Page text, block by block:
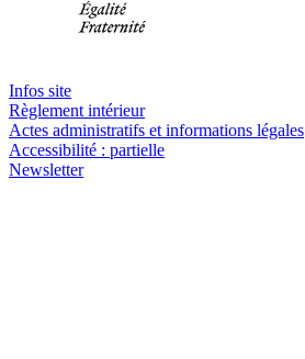
Infos site
Règlement intérieur
Actes administratifs et informations légales
Accessibilité : partielle
Newsletter